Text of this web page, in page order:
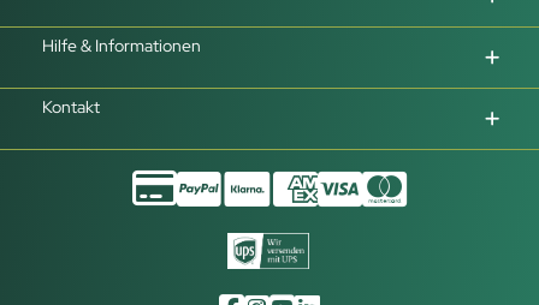
Hilfe & Informationen
Kontakt